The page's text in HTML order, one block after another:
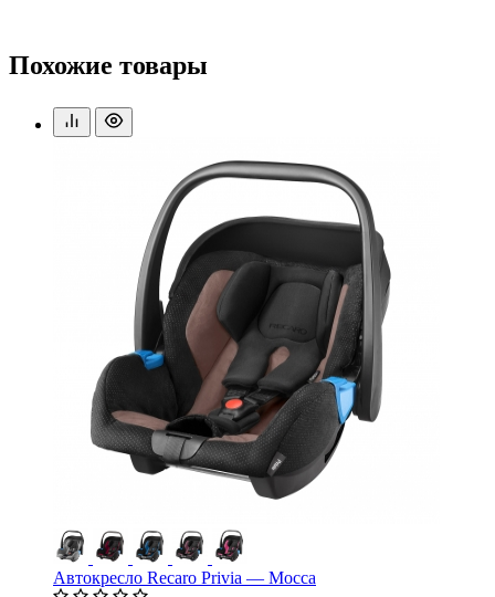
Похожие товары
Автокресло Recaro Privia — Mocca